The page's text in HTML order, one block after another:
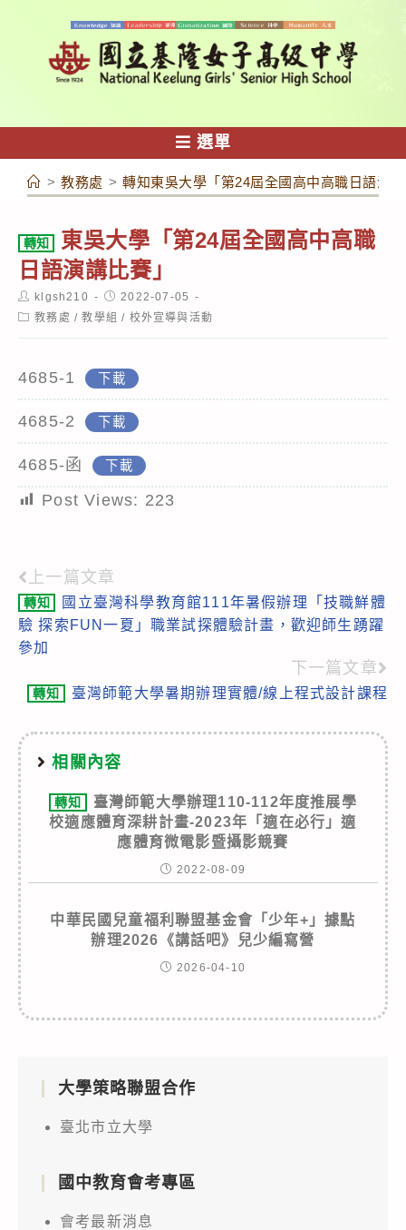
容
選單
> 教務處 > 轉知東吳大學「第24屆全國高中高職日語演
轉知
東吳大學「第24屆全國高中高職
日語演講比賽」
Post
author:
klgsh210
Post
published:
2022-07-05
Post教務處 / 教學組 / 校外宣導與活動
4685-1 下載
4685-2 下載
4685-函 下載
Post Views: 223
Read
more
articles
上一篇文章
轉知
國立臺灣科學教育館111年暑假辦理「技職鮮體
驗 探索FUN一夏」職業試探體驗計畫，歡迎師生踴躍
參加
下一篇文章
轉知 臺灣師範大學暑期辦理實體/線上程式設計課程
相關內容
轉知
臺灣師範大學辦理110-112年度推展學
校適應體育深耕計畫-2023年「適在必行」適
應體育微電影暨攝影競賽
2022-08-09
中華民國兒童福利聯盟基金會「少年+」據點
辦理2026《講話吧》兒少編寫營
2026-04-10
大學策略聯盟合作
臺北市立大學
國中教育會考專區
會考最新消息